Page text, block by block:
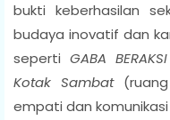
bukti keberhasilan
budaya inovatif dan
seperti GABA
Kotak Sambat(ruang
empati dan